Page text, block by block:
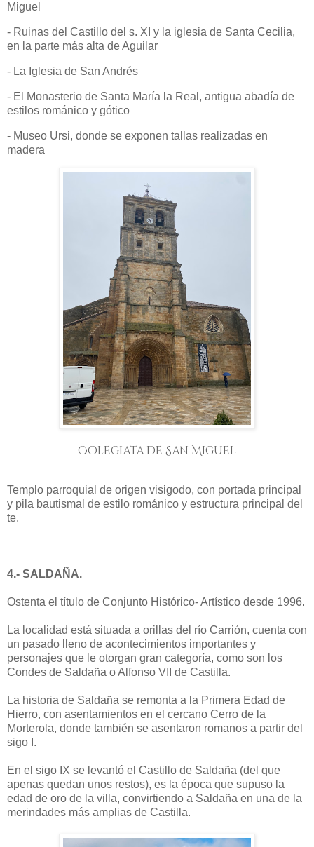
Miguel
- Ruinas del Castillo del s. XI y la iglesia de Santa Cecilia,
en la parte más alta de Aguilar
- La Iglesia de San Andrés
- El Monasterio de Santa María la Real, antigua abadía de
estilos románico y gótico
- Museo Ursi, donde se exponen tallas realizadas en
madera
Colegiata de San Miguel
Templo parroquial de origen visigodo, con portada principal
y pila bautismal de estilo románico y estructura principal del
te.
4.- SALDAÑA.
Ostenta el título de Conjunto Histórico- Artístico desde 1996.
La localidad está situada a orillas del río Carrión, cuenta con
un pasado lleno de acontecimientos importantes y
personajes que le otorgan gran categoría, como son los
Condes de Saldaña o Alfonso VII de Castilla.
La historia de Saldaña se remonta a la Primera Edad de
Hierro, con asentamientos en el cercano Cerro de la
Morterola, donde también se asentaron romanos a partir del
sigo I.
En el sigo IX se levantó el Castillo de Saldaña (del que
apenas quedan unos restos), es la época que supuso la
edad de oro de la villa, convirtiendo a Saldaña en una de la
merindades más amplias de Castilla.